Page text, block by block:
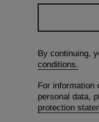
By continuing,
conditions.
For information
personal data,
protection